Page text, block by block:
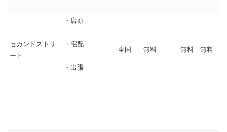
セカンドストリ
ート
・店頭
・宅配
・出張
全国 無料 無料 無料